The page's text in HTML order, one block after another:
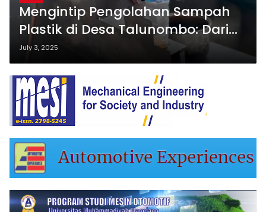
Mengintip Pengolahan Sampah
Plastik di Desa Talunombo: Dari
Sampah Jadi Solar Hingga Briket
July 3, 2025